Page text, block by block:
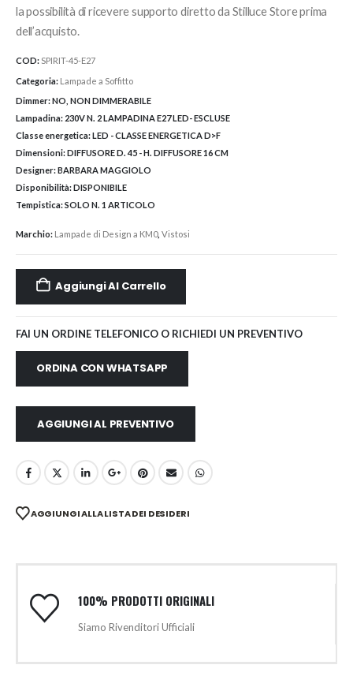
la possibilità di ricevere supporto diretto da Stilluce Store prima
dell’acquisto.
COD: SPIRIT-45-E27
Categoria: Lampade a Soffitto
Dimmer:NO, NON DIMMERABILE
Lampadina: 230V N. 2 LAMPADINA E27 LED- ESCLUSE
Classe energetica:LED - CLASSE ENERGETICA D>F
Dimensioni:DIFFUSORE D. 45 - H. DIFFUSORE 16 CM
Designer:BARBARA MAGGIOLO
Disponibilità:DISPONIBILE
Tempistica:SOLO N. 1 ARTICOLO
Marchio: Lampade di Design a KM0, Vistosi
Aggiungi Al Carrello
FAI UN ORDINE TELEFONICO O RICHIEDI UN PREVENTIVO
ORDINA CON WHATSAPP
AGGIUNGI AL PREVENTIVO
AGGIUNGI ALLA LISTA DEI DESIDERI
100% PRODOTTI ORIGINALI
Siamo Rivenditori Ufficiali